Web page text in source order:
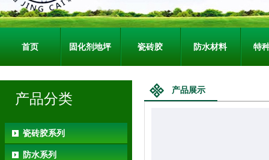
首页 固化剂地坪 瓷砖胶 防水材料 特
产品分类
瓷砖胶系列
防水系列
产品展示